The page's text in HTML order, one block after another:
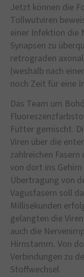
Jetzt können die
Tollwutviren
einer Infektion die
Synapsen zu
retrograden
(weshalb nach
noch Zeit für eine
Das Team um
Futter gemischt.
Viren über die
zahlreichen
von dort ins
Übertragung von
Vagusfasern soll
Milli­sekunden
gelangten die
auch die
Hirnstamm. Von
Verbindungen zu
Stoffwechsel.